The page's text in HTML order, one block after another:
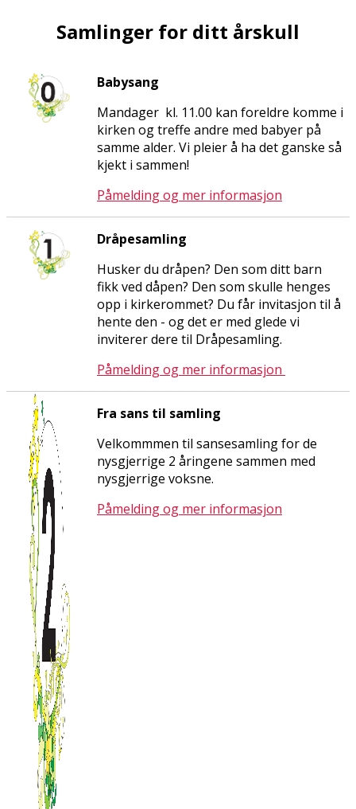
Samlinger for ditt årskull
Babysang
Mandager kl. 11.00 kan foreldre komme i
kirken og treffe andre med babyer på
samme alder. Vi pleier å ha det ganske så
kjekt i sammen!
Påmelding og mer informasjon
Dråpesamling
Husker du dråpen? Den som ditt barn
fikk ved dåpen? Den som skulle henges
opp i kirkerommet? Du får invitasjon til å
hente den - og det er med glede vi
inviterer dere til Dråpesamling.
Påmelding og mer informasjon
Fra sans til samling
Velkommmen til sansesamling for de
nysgjerrige 2 åringene sammen med
nysgjerrige voksne.
Påmelding og mer informasjon